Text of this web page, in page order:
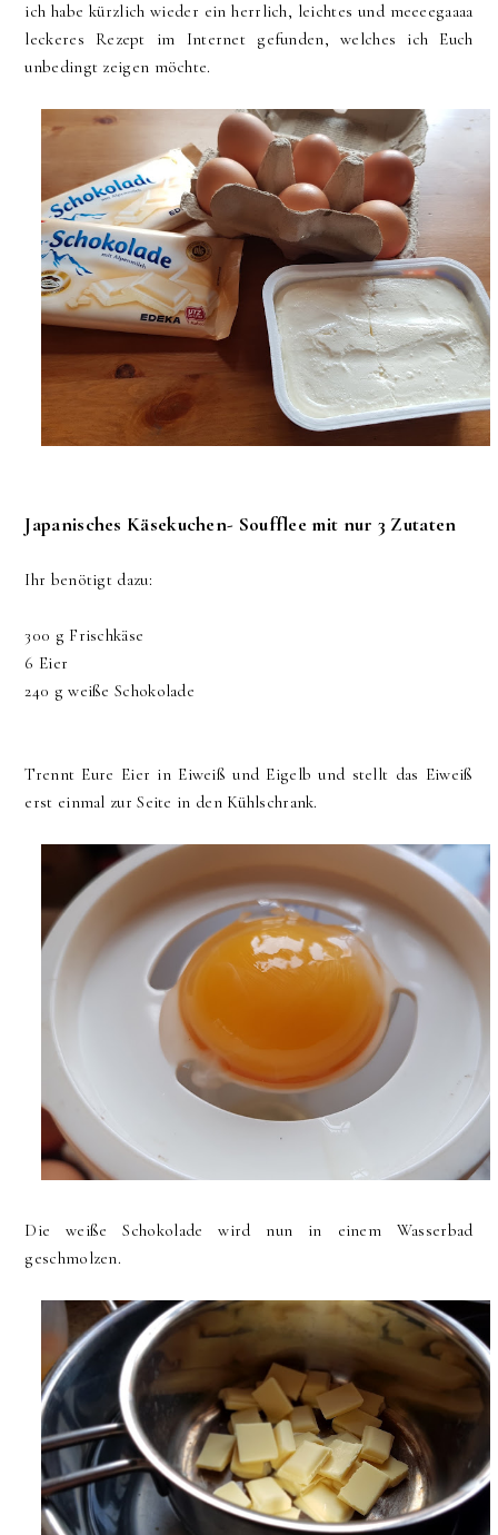
ich habe kürzlich wieder ein herrlich, leichtes und meeeegaaaa
leckeres Rezept im Internet gefunden, welches ich Euch
unbedingt zeigen möchte.
Japanisches Käsekuchen- Soufflee mit nur 3 Zutaten
Ihr benötigt dazu:
300 g Frischkäse
6 Eier
240 g weiße Schokolade
Trennt Eure Eier in Eiweiß und Eigelb und stellt das Eiweiß
erst einmal zur Seite in den Kühlschrank.
Die weiße Schokolade wird nun in einem Wasserbad
geschmolzen.